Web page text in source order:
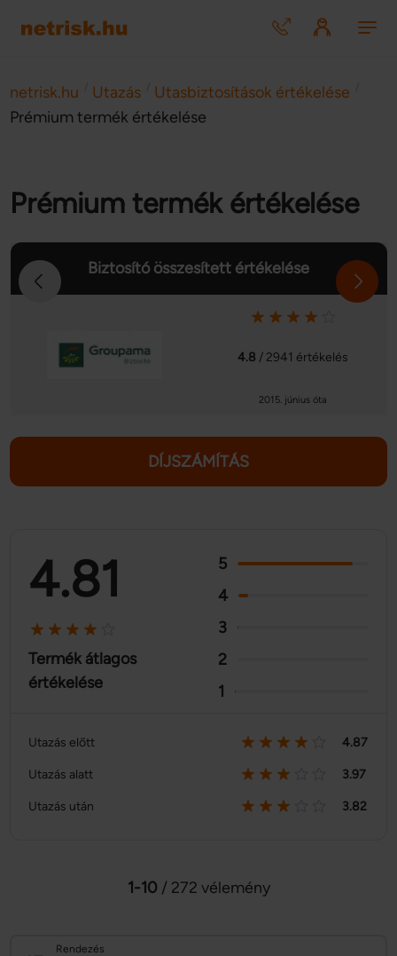
netrisk.hu Utazás Utasbiztosítások értékelése
Prémium termék értékelése
Prémium termék értékelése
Biztosító összesített értékelése
4.8 / 2941 értékelés
2015. június óta
DÍJSZÁMÍTÁS
4.81
Termék átlagos
értékelése
5
4
3
2
1
Utazás előtt 4.87
Utazás alatt 3.97
Utazás után 3.82
1-10 / 272 vélemény
Rendezés